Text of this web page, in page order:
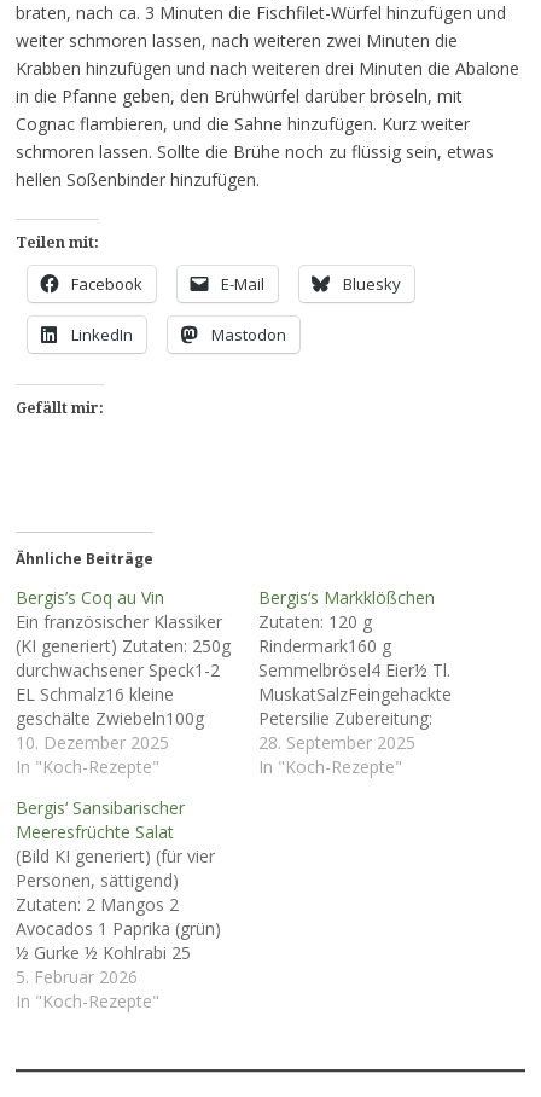
braten, nach ca. 3 Minuten die Fischfilet-Würfel hinzufügen und
weiter schmoren lassen, nach weiteren zwei Minuten die
Krabben hinzufügen und nach weiteren drei Minuten die Abalone
in die Pfanne geben, den Brühwürfel darüber bröseln, mit
Cognac flambieren, und die Sahne hinzufügen. Kurz weiter
schmoren lassen. Sollte die Brühe noch zu flüssig sein, etwas
hellen Soßenbinder hinzufügen.
Teilen mit:
Facebook E-Mail Bluesky
LinkedIn Mastodon
Gefällt mir:
Ähnliche Beiträge
Bergis’s Coq au Vin
Ein französischer Klassiker
(KI generiert) Zutaten: 250g
durchwachsener Speck1-2
EL Schmalz16 kleine
geschälte Zwiebeln100g
Butter oder Gänseschmalz2
EL feingehackte
Champignons (evtl. aus der
Dose)1 gr. Karotte1
Paprika, rot4 gr. Hühner-
Schenkel3 EL Cognac1 TL
Thymian½ Bund
Petersilienstengel1
Lorbeerblatt3
Knoblauchzehen, gehackt½
l kräftiger Rotwein,
10. Dezember 2025
In "Koch-Rezepte"
Bergis‘s Markklößchen
Zutaten: 120 g
Rindermark160 g
Semmelbrösel4 Eier½ Tl.
MuskatSalzFeingehackte
Petersilie Zubereitung:
Rindermark erhitzen und
schaumig schlagen. Die
28. September 2025
In "Koch-Rezepte"
Bergis‘ Sansibarischer
Meeresfrüchte Salat
(Bild KI generiert) (für vier
Personen, sättigend)
Zutaten: 2 Mangos 2
Avocados 1 Paprika (grün)
½ Gurke ½ Kohlrabi 25
Blätter Basilikum 300 g
Sepia 300 g Baby-
Fangarme) gekocht 12 gr.
5. Februar 2026
In "Koch-Rezepte"